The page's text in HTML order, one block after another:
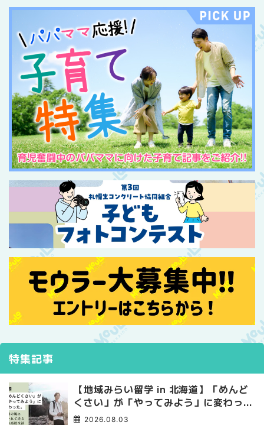
特集記事
【地域みらい留学 in 北海道】「めんど
くさい」が「やってみよう」に変わっ
た。 十勝の風に吹かれて走る、僕の泥
2026.08.03